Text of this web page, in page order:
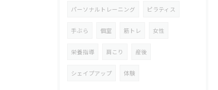
パーソナルトレーニング ピラティス
手ぶら 個室 筋トレ 女性
栄養指導 肩こり 産後
シェイプアップ 体験